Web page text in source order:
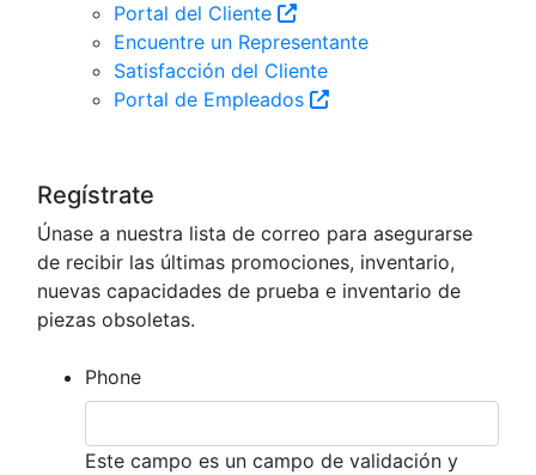
Portal del Cliente
Encuentre un Representante
Satisfacción del Cliente
Portal de Empleados
Regístrate
Únase a nuestra lista de correo para asegurarse
de recibir las últimas promociones, inventario,
nuevas capacidades de prueba e inventario de
piezas obsoletas.
Phone
Este campo es un campo de validación y